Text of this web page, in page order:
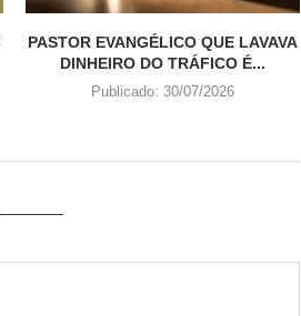
PASTOR EVANGÉLICO QUE LAVAVA
DINHEIRO DO TRÁFICO É...
Publicado: 30/07/2026